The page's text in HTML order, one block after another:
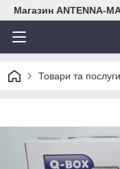
Магазин ANTENNA-
Товари та послуги